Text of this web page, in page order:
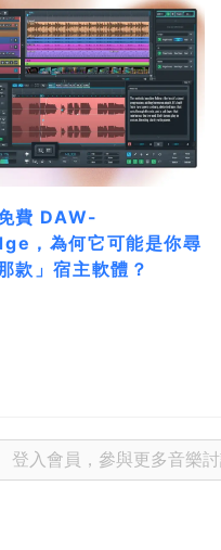
費 DAW-
，為何它可能是你尋
款」宿主軟體？